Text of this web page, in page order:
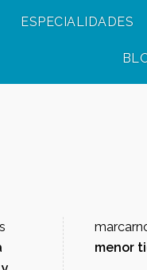
ESPECIALIDADES